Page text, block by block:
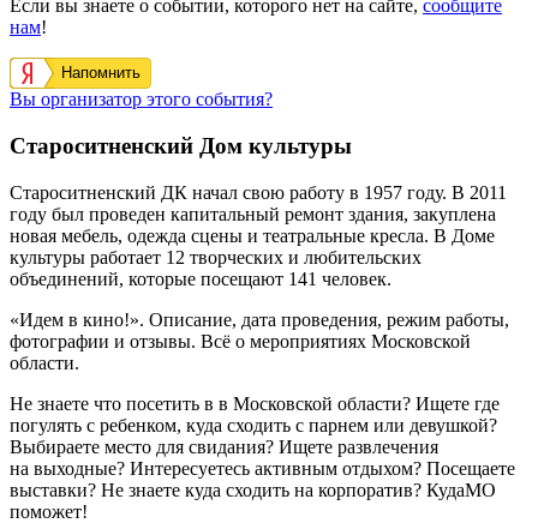
Если вы знаете о событии, которого нет на сайте, сообщите
нам!
Напомнить
Вы организатор этого события?
Староситненский Дом культуры
Староситненский ДК начал свою работу в 1957 году. В 2011
году был проведен капитальный ремонт здания, закуплена
новая мебель, одежда сцены и театральные кресла. В Доме
культуры работает 12 творческих и любительских
объединений, которые посещают 141 человек.
«Идем в кино!». Описание, дата проведения, режим работы,
фотографии и отзывы. Всё о мероприятиях Московской
области.
Не знаете что посетить в в Московской области? Ищете где
погулять с ребенком, куда сходить с парнем или девушкой?
Выбираете место для свидания? Ищете развлечения
на выходные? Интересуетесь активным отдыхом? Посещаете
выставки? Не знаете куда сходить на корпоратив? КудаМО
поможет!